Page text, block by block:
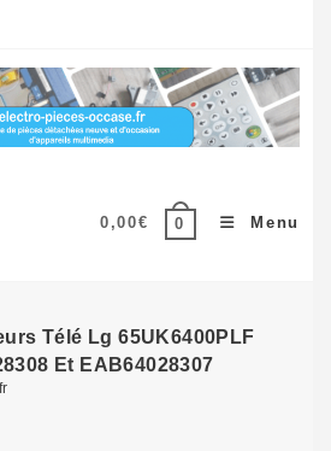
0,00€ 0 Menu
Télé Lg 65UK6400PLF
Et EAB64028307